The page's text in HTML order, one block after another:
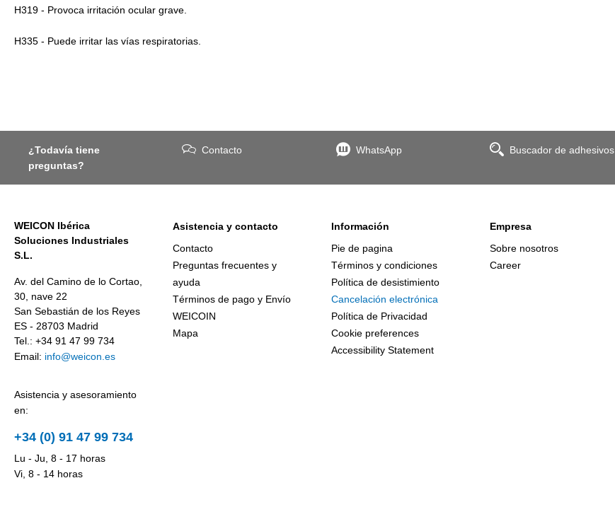
H319 - Provoca irritación ocular grave.
H335 - Puede irritar las vías respiratorias.
¿Todavía tiene
preguntas?
Contacto WhatsApp Buscador de adhesivos
WEICON Ibérica
Soluciones Industriales
S.L.
Av. del Camino de lo Cortao,
30, nave 22
San Sebastián de los Reyes
ES - 28703 Madrid
Tel.: +34 91 47 99 734
Email: info@weicon.es
Asistencia y asesoramiento
en:
+34 (0) 91 47 99 734
Lu - Ju, 8 - 17 horas
Vi, 8 - 14 horas
Asistencia y contacto
Contacto
Preguntas frecuentes y
ayuda
Términos de pago y Envío
WEICOIN
Mapa
Información
Pie de pagina
Términos y condiciones
Política de desistimiento
Cancelación electrónica
Política de Privacidad
Cookie preferences
Accessibility Statement
Empresa
Sobre nosotros
Career